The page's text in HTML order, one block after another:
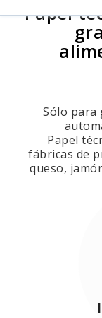
Papel
Sólo para
Papel
fábricas de
queso,